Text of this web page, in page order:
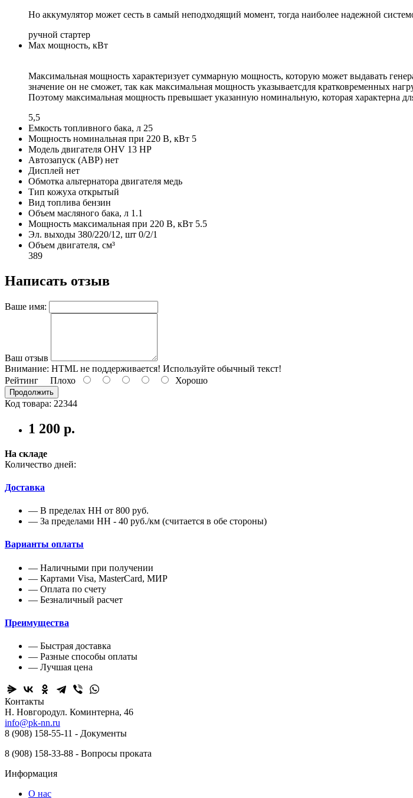
Но аккумулятор может сесть в самый неподходящий момент, тогда наиболее надежной
ручной стартер
Max мощность, кВт
Максимальная мощность характеризует суммарную мощность, которую может выдавать
значение он не сможет, так как максимальная мощность указываетсдля кратковременных
Поэтому максимальная мощность превышает указанную номинальную, которая характерна
5,5
Емкость топливного бака, л 25
Мощность номинальная при 220 В, кВт 5
Модель двигателя OHV 13 HP
Автозапуск (АВР) нет
Дисплей нет
Обмотка альтернатора двигателя медь
Тип кожуха открытый
Вид топлива бензин
Объем масляного бака, л 1.1
Мощность максимальная при 220 В, кВт 5.5
Эл. выходы 380/220/12, шт 0/2/1
Объем двигателя, см³
389
Написать отзыв
Ваше имя:
Ваш отзыв
Внимание: HTML не поддерживается! Используйте обычный текст!
Рейтинг Плохо Хорошо
Продолжить
Код товара: 22344
1 200 р.
На складе
Количество дней:
Доставка
— В пределах НН от 800 руб.
— За пределами НН - 40 руб./км (считается в обе стороны)
Варианты оплаты
— Наличными при получении
— Картами Visa, MasterCard, МИР
— Оплата по счету
— Безналичный расчет
Преимущества
— Быстрая доставка
— Разные способы оплаты
— Лучшая цена
Контакты
Н. Новгород ​ул. Коминтерна, 46
info@pk-nn.ru
8 (908) 158-55-11 - Документы
8 (908) 158-33-88 - Вопросы проката
Информация
О нас